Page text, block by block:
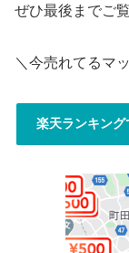
ぜひ最後までご
＼今売れてるマ
楽天ランキング